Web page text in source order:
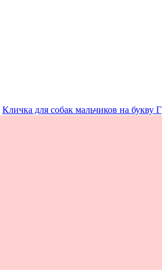
Кличка для собак мальчиков на букву Г